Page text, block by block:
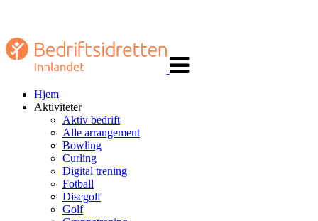
navigasjon
Hjem
Aktiviteter
Aktiv bedrift
Alle arrangement
Bowling
Curling
Digital trening
Fotball
Discgolf
Golf